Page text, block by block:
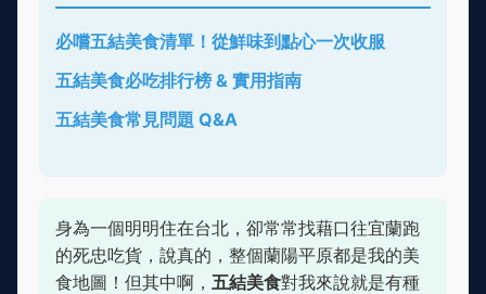
必嚐五結美食清單！從鮮味到點心一次收服
五結美食必吃排行榜 & 實用指南
五結美食常見問題 Q&A
身為一個明明住在台北，卻常常找藉口往宜蘭跑
的死忠吃貨，說真的，整個蘭陽平原都是我的美
食地圖！但其中啊， 五結美食對我來說就是有種